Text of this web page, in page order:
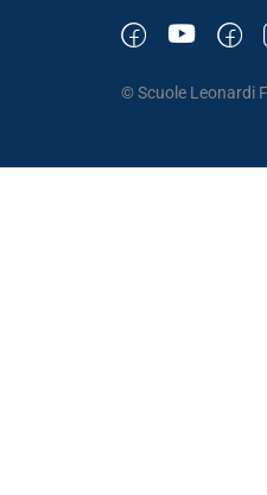
© Scuole Leonardi